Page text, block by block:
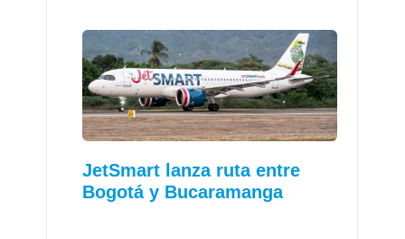
JetSmart lanza ruta entre
Bogotá y Bucaramanga